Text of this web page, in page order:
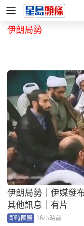
伊朗局勢
伊朗局勢｜伊媒發
其他訊息｜有片
即時國際 16小時前